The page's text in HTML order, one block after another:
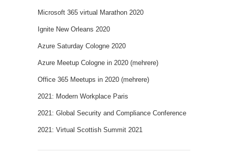
Microsoft 365 virtual Marathon 2020
Ignite New Orleans 2020
Azure Saturday Cologne 2020
Azure Meetup Cologne in 2020 (mehrere)
Office 365 Meetups in 2020 (mehrere)
2021: Modern Workplace Paris
2021: Global Security and Compliance Conference
2021: Virtual Scottish Summit 2021